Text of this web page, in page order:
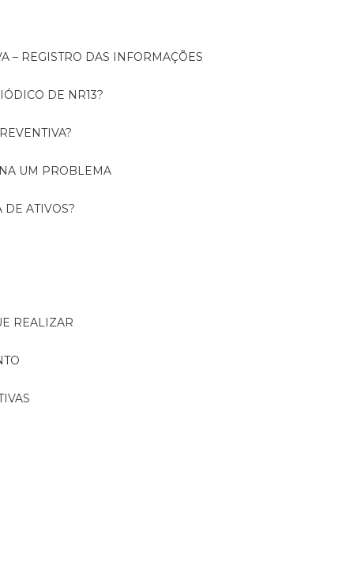
– REGISTRO DAS INFORMAÇÕES
DE NR13?
UM PROBLEMA
DE ATIVOS?
REALIZAR